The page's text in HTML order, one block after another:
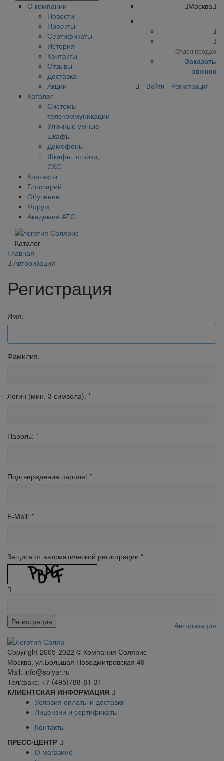
О компании
Новости
Проекты
Сертификаты
История
Контакты
Отзывы
Доставка
Акции
Каталог
Системы
телекоммуникации
Уличные умные
шкафы
Домофоны
Шкафы, стойки,
СКС
Контакты
Глоссарий
Обучение
Форум
Академия АТС
Москва
Отдел продаж
Заказать
звонок
Войти Регистрация
Каталог
Главная
Авторизация
Регистрация
Имя:
Фамилия:
Логин (мин. 3 символа): *
Пароль: *
Подтверждение пароля: *
E-Mail: *
Защита от автоматической регистрации *
Авторизация
Сopyright 2005-2022 © Компания Солярис
Москва, ул.Большая Новодмитровская 49
Mail: info@solyar.ru
Тел/факс: +7 (495)788-81-31
КЛИЕНТСКАЯ ИНФОРМАЦИЯ
Условия оплаты и доставки
Лицензии и сертификаты
Контакты
ПРЕСС-ЦЕНТР
О магазине